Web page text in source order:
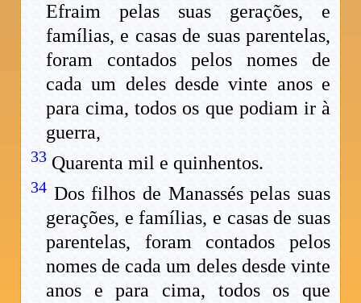
Efraim pelas suas gerações, e
famílias, e casas de suas parentelas,
foram contados pelos nomes de
cada um deles desde vinte anos e
para cima, todos os que podiam ir à
guerra,
33 Quarenta mil e quinhentos.
34 Dos filhos de Manassés pelas suas
gerações, e famílias, e casas de suas
parentelas, foram contados pelos
nomes de cada um deles desde vinte
anos e para cima, todos os que